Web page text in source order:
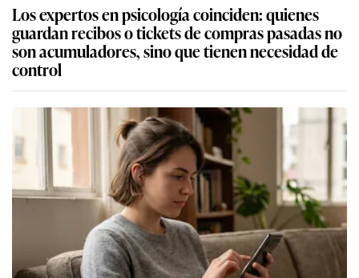
Los expertos en psicología coinciden: quienes
guardan recibos o tickets de compras pasadas no
son acumuladores, sino que tienen necesidad de
control